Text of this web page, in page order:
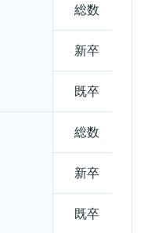
総数
新卒
既卒
総数
新卒
既卒